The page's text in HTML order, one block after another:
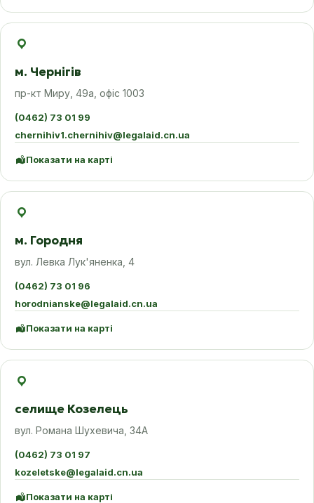
м. Чернігів
пр-кт Миру, 49а, офіс 1003
(0462) 73 01 99
chernihiv1.chernihiv@legalaid.cn.ua
Показати на карті
м. Городня
вул. Левка Лук'яненка, 4
(0462) 73 01 96
horodnianske@legalaid.cn.ua
Показати на карті
селище Козелець
вул. Романа Шухевича, 34А
(0462) 73 01 97
kozeletske@legalaid.cn.ua
Показати на карті